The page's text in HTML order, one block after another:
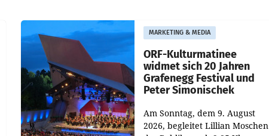
MARKETING & MEDIA
ORF-Kulturmatinee
widmet sich 20 Jahren
Grafenegg Festival und
Peter Simonischek
Am Sonntag, dem 9. August
2026, begleitet Lillian Moschen